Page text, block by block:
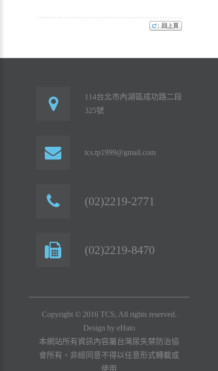
114台北市內湖區成功路二段
325號
tcs.tp1999@gmail.com
(02)2219-2771
(02)2219-8470
Copyright © 2016 TCS, All rights reserved.
Design by eHato
本網站所有資訊內容屬台灣尿失禁防治協
會所有，非經同意不得以任意形式轉載或
使用